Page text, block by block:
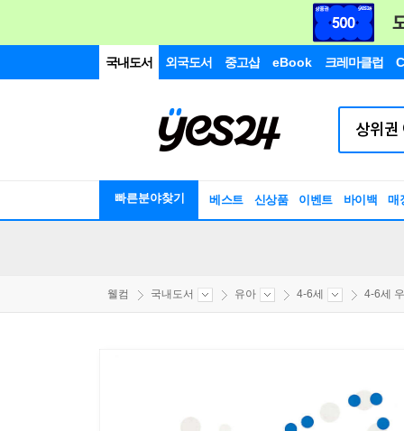
국내도서 외국도서 중고샵 eBook 크레마클럽
빠른분야찾기 베스트 신상품 이벤트 바이백 매
웰컴 국내도서 유아 4-6세 4-6세